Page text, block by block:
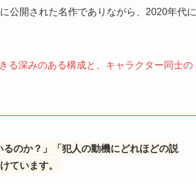
公開された名作でありながら、2020年代に
る深みのある構成と、キャラクター同士の
のか？」「犯人の動機にどれほどの説
ています。